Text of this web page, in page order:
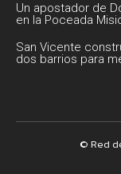
Un apostador de
en la Poceada
San Vicente
dos barrios para
© Red